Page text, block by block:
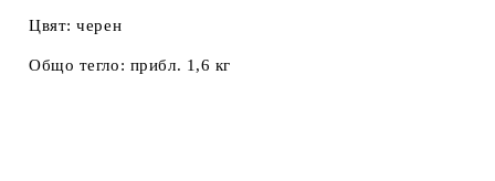
Цвят:черен
Общо тегло: прибл. 1,6 кг